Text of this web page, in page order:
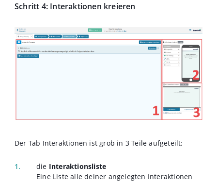
Schritt 4: Interaktionen kreieren
Der Tab Interaktionen ist grob in 3 Teile aufgeteilt:
die Interaktionsliste
Eine Liste alle deiner angelegten Interaktionen